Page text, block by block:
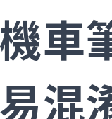
機車
易混